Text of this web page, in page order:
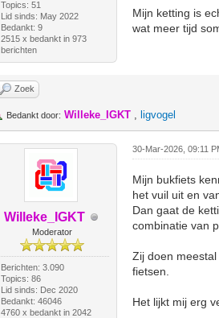
Topics: 51
Lid sinds: May 2022
Bedankt: 9
2515 x bedankt in 973
berichten
Mijn ketting is
wat meer tijd
Zoek
Bedankt door: Willeke_IGKT , ligvogel
Willeke_IGKT
Moderator
Berichten: 3.090
Topics: 86
Lid sinds: Dec 2020
Bedankt: 46046
4760 x bedankt in 2042
30-Mar-2026, 09:11
Mijn bukfiets
het vuil uit en
Dan gaat de
combinatie van
Zij doen
fietsen.
Het lijkt mij erg